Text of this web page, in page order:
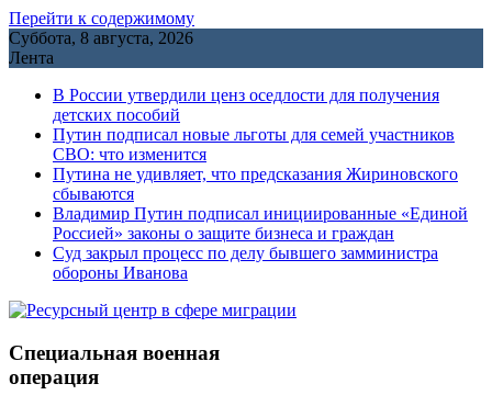
Перейти к содержимому
Суббота, 8 августа, 2026
Лента
В России утвердили ценз оседлости для получения
детских пособий
Путин подписал новые льготы для семей участников
СВО: что изменится
Путина не удивляет, что предсказания Жириновского
сбываются
Владимир Путин подписал инициированные «Единой
Россией» законы о защите бизнеса и граждан
Cуд закрыл процесс по делу бывшего замминистра
обороны Иванова
Специальная военная
операция